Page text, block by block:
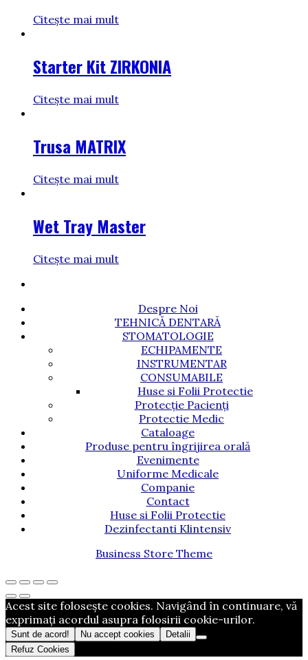
Citește mai mult
Starter Kit ZIRKONIA
Citește mai mult
Trusa MATRIX
Citește mai mult
Wet Tray Master
Citește mai mult
Despre Noi
TEHNICĂ DENTARĂ
STOMATOLOGIE
ECHIPAMENTE
INSTRUMENTAR
CONSUMABILE
Huse si Folii Protectie
Protecție Pacienți
Protectie Medic
Cataloage
Produse pentru îngrijirea orală
Evenimente
Uniforme Medicale
Companie
Contact
Huse si Folii Protectie
Dezinfectanti Klintensiv
Business Store Theme
Acest site folosește cookies. Navigând în continuare, vă
exprimați acordul asupra folosirii cookie-urilor.
Sunt de acord! Nu accept cookies
Detalii
Refuz Cookies